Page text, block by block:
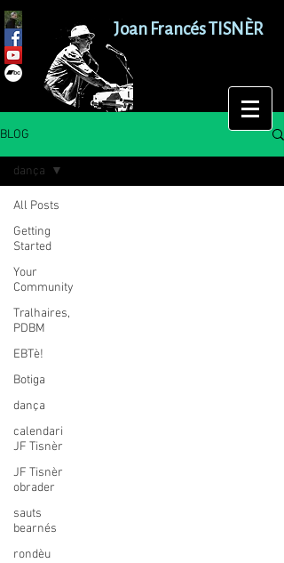
Joan Francés TISNÈR
BLOG
All Posts
Getting
Started
Your
Community
Tralhaires,
PDBM
EBTè!
Botiga
dança
calendari
JF Tisnèr
JF Tisnèr
obrader
sauts
bearnés
rondèu
dança